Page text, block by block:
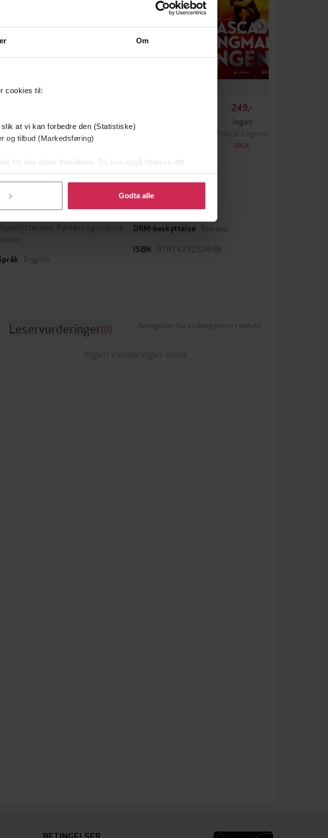
Om
cookies til:
at vi kan forbedre den (Statistiske)
og tilbud (Markedsføring)
for alle disse formålene. Du kan også tilpasse ditt
når som helst trekke tilbake eller endre ditt samtykke.
Godta alle
familie
Andersen
EBOK
Krigen
Pascal Engman
249,-
Ingen
Pascal Engman
EBOK
Fantasy og science
English
Format mp3
DRM-beskyttelse Kun app
ISBN 9781473232648
Leservurderinger(0) Betingelser for brukergenerert innhold
Ingen vurderinger ennå